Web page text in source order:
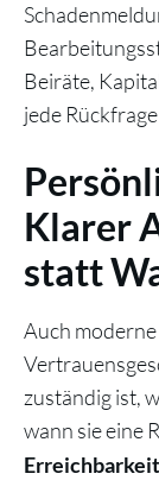
Beiräte,
jede
Klarer
statt
Auch
zuständig ist,
wann sie eine